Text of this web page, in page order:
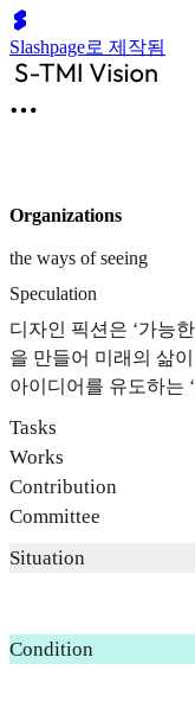
Slashpage로 제작됨
Organizations
the ways of seeing
Speculation
디자인 픽션은 ‘가능
을 만들어 미래의 삶
아이디어를 유도하는
Tasks
Works
Contribution
Committee
Situation
Condition